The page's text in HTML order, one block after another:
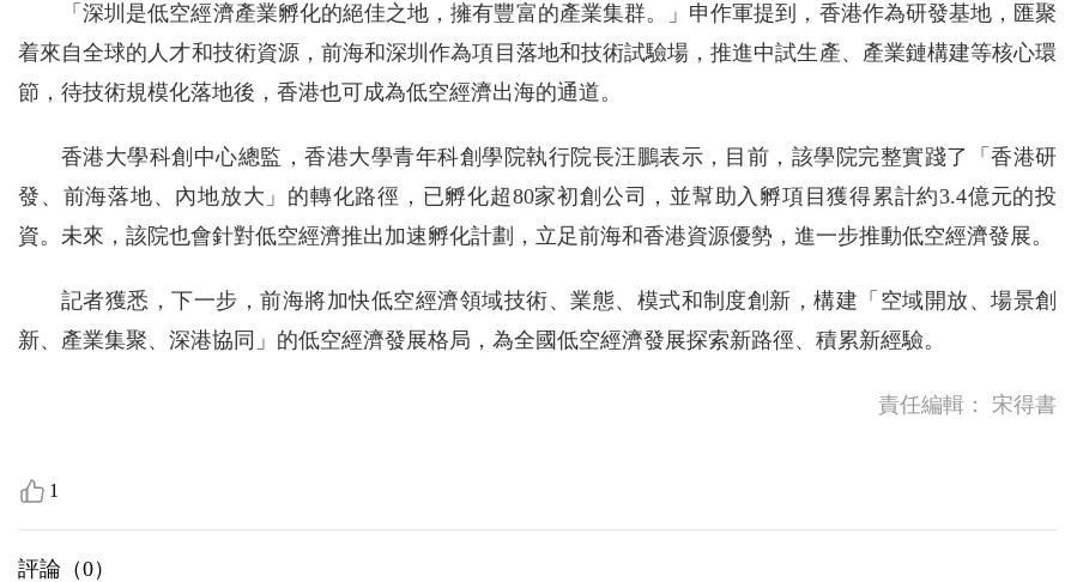
「深圳是低空經濟產業孵化的絕佳之地，擁有豐富的產業集群。」申作軍提到，香港作為研發基地，匯聚
着來自全球的人才和技術資源，前海和深圳作為項目落地和技術試驗場，推進中試生產、產業鏈構建等核心環
節，待技術規模化落地後，香港也可成為低空經濟出海的通道。
香港大學科創中心總監，香港大學青年科創學院執行院長汪鵬表示，目前，該學院完整實踐了「香港研
發、前海落地、內地放大」的轉化路徑，已孵化超80家初創公司，並幫助入孵項目獲得累計約3.4億元的投
資。未來，該院也會針對低空經濟推出加速孵化計劃，立足前海和香港資源優勢，進一步推動低空經濟發展。
記者獲悉，下一步，前海將加快低空經濟領域技術、業態、模式和制度創新，構建「空域開放、場景創
新、產業集聚、深港協同」的低空經濟發展格局，為全國低空經濟發展探索新路徑、積累新經驗。
責任編輯： 宋得書
1
評論（0）